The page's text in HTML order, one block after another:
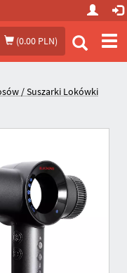
(0.00 PLN)
/ Suszarki Lokówki